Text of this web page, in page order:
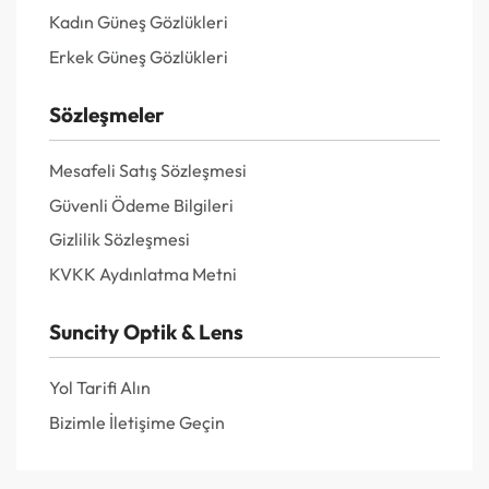
Kadın Güneş Gözlükleri
Erkek Güneş Gözlükleri
Sözleşmeler
Mesafeli Satış Sözleşmesi
Güvenli Ödeme Bilgileri
Gizlilik Sözleşmesi
KVKK Aydınlatma Metni
Suncity Optik & Lens
Yol Tarifi Alın
Bizimle İletişime Geçin